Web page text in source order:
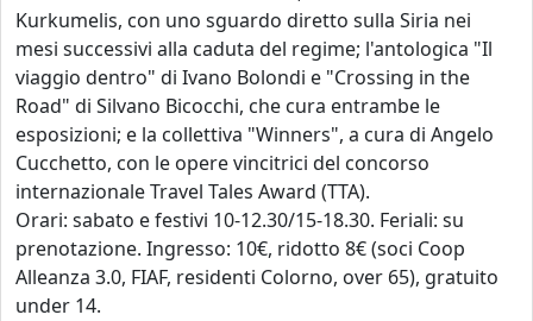
Kurkumelis, con uno sguardo diretto sulla Siria nei
mesi successivi alla caduta del regime; l'antologica "Il
viaggio dentro" di Ivano Bolondi e "Crossing in the
Road" di Silvano Bicocchi, che cura entrambe le
esposizioni; e la collettiva "Winners", a cura di Angelo
Cucchetto, con le opere vincitrici del concorso
internazionale Travel Tales Award (TTA).
Orari: sabato e festivi 10-12.30/15-18.30. Feriali: su
prenotazione. Ingresso: 10€, ridotto 8€ (soci Coop
Alleanza 3.0, FIAF, residenti Colorno, over 65), gratuito
under 14.